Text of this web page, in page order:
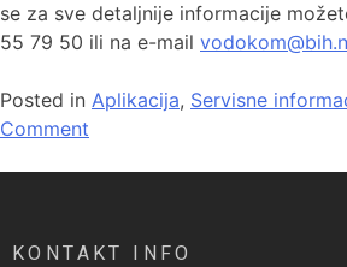
se za sve detaljnije informacije
55 79 50 ili na e-mail
Posted in Aplikacija, Servisne
Comment
KONTAKT INFO